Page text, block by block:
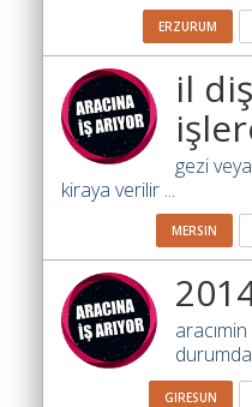
ERZURUM
il
gezi
kiraya verilir ...
MERSIN
aracımin
durumda
GIRESUN